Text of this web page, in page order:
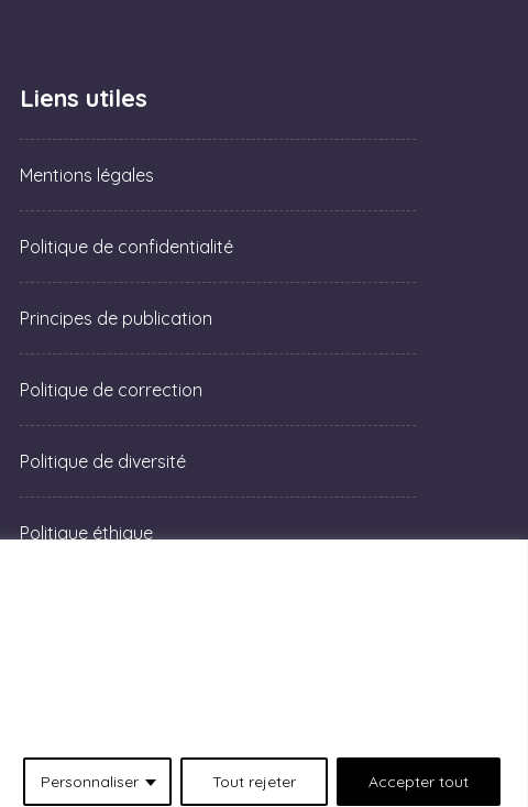
Personnaliser Tout rejeter Accepter tout
Liens utiles
Mentions légales
Politique de confidentialité
Principes de publication
Politique de correction
Politique de diversité
Politique éthique